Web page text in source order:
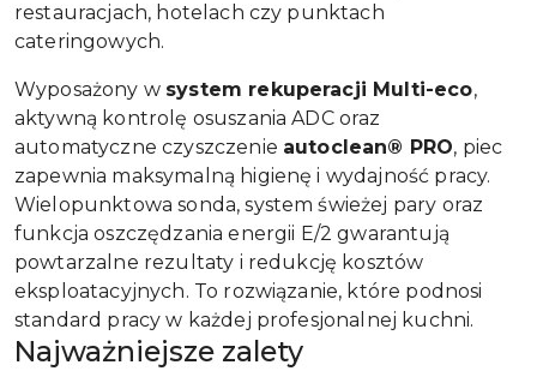
restauracjach, hotelach czy punktach
cateringowych.
Wyposażony w system rekuperacji Multi-eco,
aktywną kontrolę osuszania ADC oraz
automatyczne czyszczenie autoclean® PRO, piec
zapewnia maksymalną higienę i wydajność pracy.
Wielopunktowa sonda, system świeżej pary oraz
funkcja oszczędzania energii E/2 gwarantują
powtarzalne rezultaty i redukcję kosztów
eksploatacyjnych. To rozwiązanie, które podnosi
standard pracy w każdej profesjonalnej kuchni.
Najważniejsze zalety